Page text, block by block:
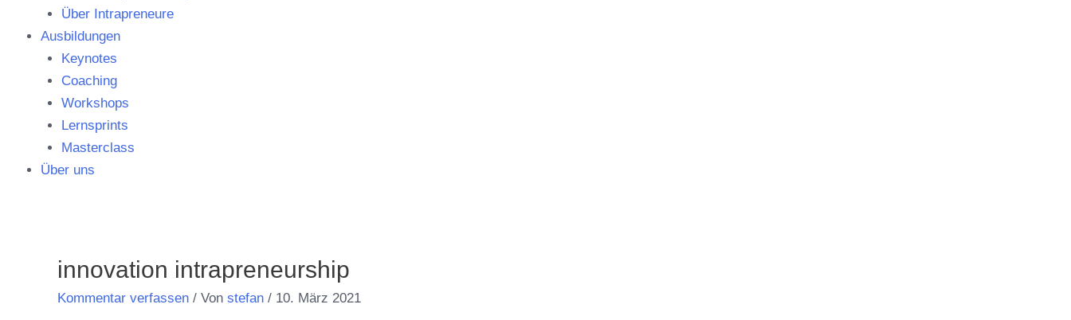
Über Intrapreneure
Ausbildungen
Keynotes
Coaching
Workshops
Lernsprints
Masterclass
Über uns
innovation intrapreneurship
Kommentar verfassen / Von stefan / 10. März 2021